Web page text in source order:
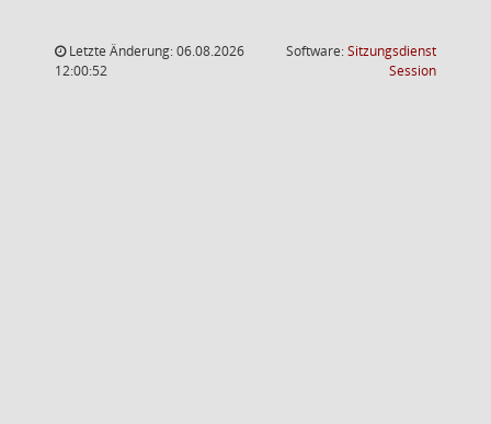
Letzte Änderung: 06.08.2026
12:00:52
Software:Sitzungsdienst
Session(Wird in